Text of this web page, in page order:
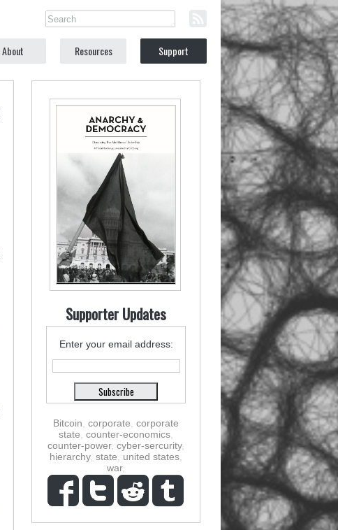
About Resources Support
Supporter Updates
Enter your email address:
Bitcoin corporate corporate
state counter-economics
counter-power, cyber-sercurity,
hierarchy, state united states
war,